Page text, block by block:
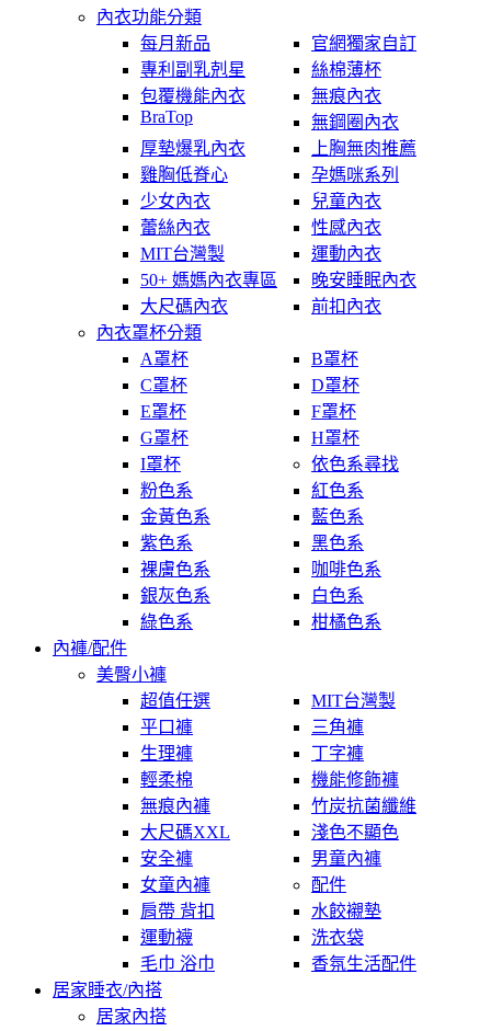
內衣功能分類
每月新品
官網獨家自訂
專利副乳剋星
絲棉薄杯
包覆機能內衣
無痕內衣
BraTop
無鋼圈內衣
厚墊爆乳內衣
上胸無肉推薦
雞胸低脊心
孕媽咪系列
少女內衣
兒童內衣
蕾絲內衣
性感內衣
MIT台灣製
運動內衣
50+ 媽媽內衣專區
晚安睡眠內衣
大尺碼內衣
前扣內衣
內衣罩杯分類
A罩杯
B罩杯
C罩杯
D罩杯
E罩杯
F罩杯
G罩杯
H罩杯
I罩杯
依色系尋找
粉色系
紅色系
金黃色系
藍色系
紫色系
黑色系
裸膚色系
咖啡色系
銀灰色系
白色系
綠色系
柑橘色系
內褲/配件
美臀小褲
超值任選
MIT台灣製
平口褲
三角褲
生理褲
丁字褲
輕柔棉
機能修飾褲
無痕內褲
竹炭抗菌纖維
大尺碼XXL
淺色不顯色
安全褲
男童內褲
女童內褲
配件
肩帶 背扣
水餃襯墊
運動襪
洗衣袋
毛巾 浴巾
香氛生活配件
居家睡衣/內搭
居家內搭